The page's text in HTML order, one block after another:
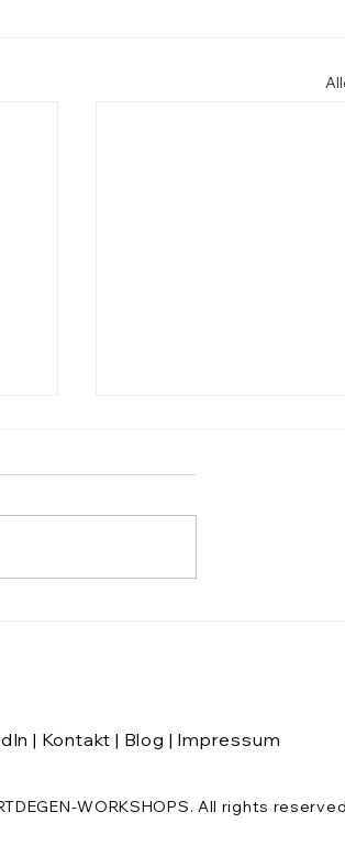
| Kontakt | Blog | Impressum
WORKSHOPS. All rights